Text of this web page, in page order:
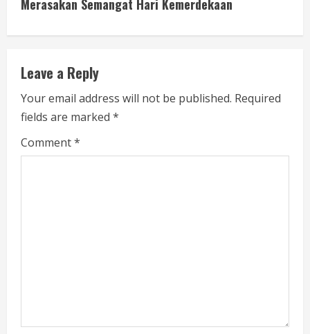
i
n
u
e
R
e
Merasakan Semangat Hari Kemerdekaan
Leave a Reply
Your email address will not be published. Required
fields are marked *
Comment*